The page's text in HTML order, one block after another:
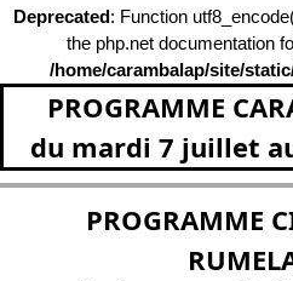
Deprecated: Function
the php.net documentation
/home/carambalap/site/
PROGRAMME
du mardi 7 juillet
PROGRAMME